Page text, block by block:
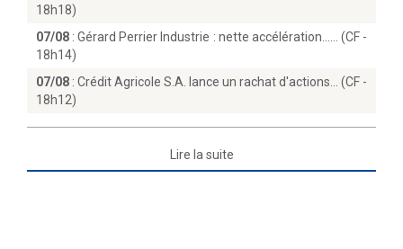
18h18)
07/08 :Gérard Perrier Industrie : nette accélération...… (CF -
18h14)
07/08 : Crédit Agricole S.A. lance un rachat d'actions… (CF -
18h12)
Lire la suite